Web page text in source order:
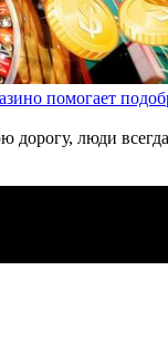
помогает
дорогу, люди